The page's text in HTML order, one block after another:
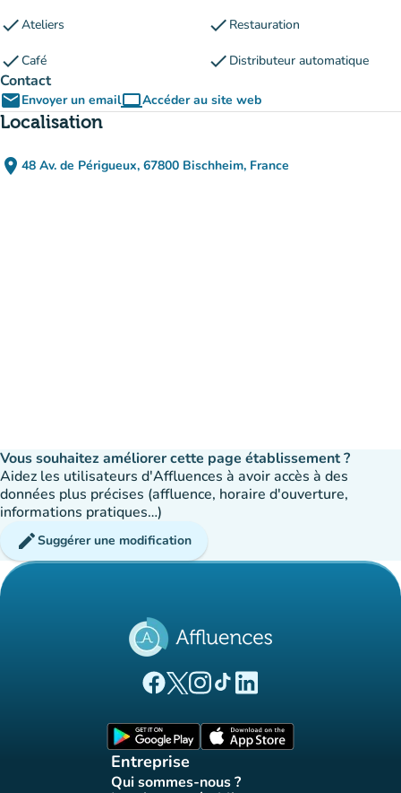
checkAteliers check Restauration
checkCafé check Distributeur automatique
Contact
emailEnvoyer un emailcomputerAccéder au site web
(nouvel onglet)
Localisation
place 48 Av. de Périgueux, 67800 Bischheim, France
(ouvrir dans Google Maps)
(nouvel onglet)
Vous souhaitez améliorer cette page établissement ?
Aidez les utilisateurs d'Affluences à avoir accès à des
données plus précises (affluence, horaire d'ouverture,
informations pratiques…)
editSuggérer une modification
(nouvel onglet)
(nouvel onglet)
(nouvel onglet)
(nouvel onglet)
(nouvel onglet)
Entreprise
Qui sommes-nous ?